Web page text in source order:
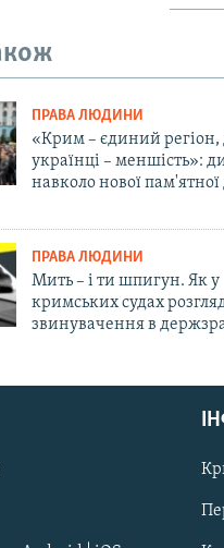
ПРАВА ЛЮДИНИ
«Крим – єдиний регіон,
українці – меншість»:
навколо нової пам'ятної
ПРАВА ЛЮДИНИ
Мить – і ти шпигун. Як у
кримських судах
звинувачення в